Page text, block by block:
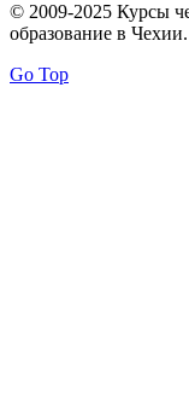
© 2009-2025 Курсы
образование в
Go Top